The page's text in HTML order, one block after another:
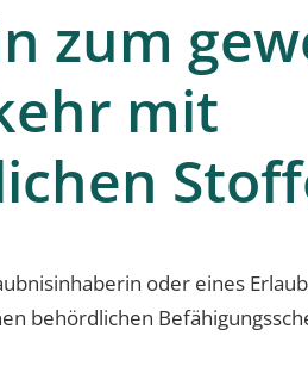
zum
mit
oder eines
behördlichen